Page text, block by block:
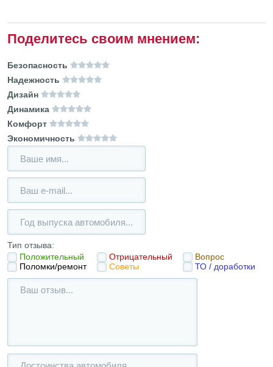
Поделитесь своим мнением:
Безопасность
Надежность
Дизайн
Динамика
Комфорт
Экономичность
Тип отзыва:
Положительный
Отрицательный
Вопрос
Поломки/ремонт
Советы ТО / доработки